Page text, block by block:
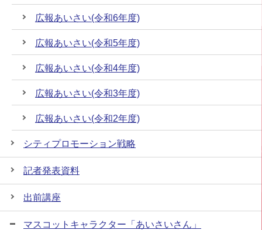
広報あいさい(令和6年度)
広報あいさい(令和5年度)
広報あいさい(令和4年度)
広報あいさい(令和3年度)
広報あいさい(令和2年度)
シティプロモーション戦略
記者発表資料
出前講座
マスコットキャラクター「あいさいさん」